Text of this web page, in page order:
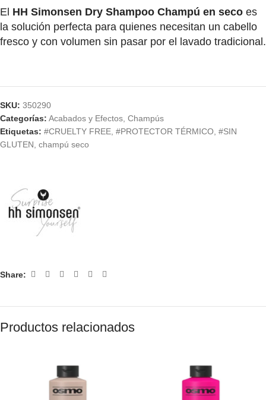
El HH Simonsen Dry Shampoo Champú en seco es
la solución perfecta para quienes necesitan un cabello
fresco y con volumen sin pasar por el lavado tradicional.
SKU: 350290
Categorías: Acabados y Efectos Champús
Etiquetas: #CRUELTY FREE #PROTECTOR TÉRMICO #SIN
GLUTEN champú seco
Share:
Productos relacionados